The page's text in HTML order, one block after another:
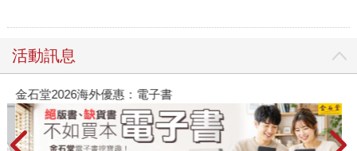
活動訊息
金石堂2026海外優惠：電子書